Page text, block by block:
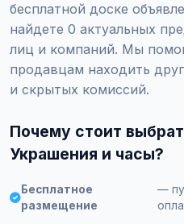
бесплатной доске
найдете 0 актуальных
лиц и компаний. Мы
продавцам находить
и скрытых комиссий.
Почему стоит
Украшения и часы?
Бесплатное
размещение
—